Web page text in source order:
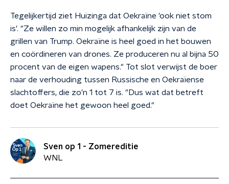
Tegelijkertijd ziet Huizinga dat Oekraïne 'ook niet stom
is'. "Ze willen zo min mogelijk afhankelijk zijn van de
grillen van Trump. Oekraïne is heel goed in het bouwen
en coördineren van drones. Ze produceren nu al bijna 50
procent van de eigen wapens." Tot slot verwijst de boer
naar de verhouding tussen Russische en Oekraïense
slachtoffers, die zo'n 1 tot 7 is. "Dus wat dat betreft
doet Oekraïne het gewoon heel goed."
Sven op 1 - Zomereditie
WNL